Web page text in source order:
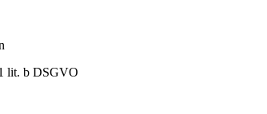
lit. b DSGVO